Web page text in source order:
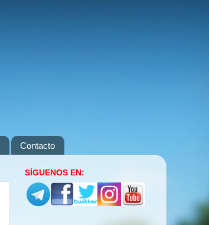
Contacto
SÍGUENOS EN: